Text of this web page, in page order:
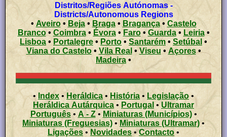
Distritos/Regiões Autónomas -
Districts/Autonomous Regions
• Aveiro• Beja• Braga• Bragança• Castelo
Branco• Coimbra• Évora•Faro• Guarda• Leiria•
Lisboa • Portalegre•Porto• Santarém • Setúbal •
Viana do Castelo• Vila Real •Viseu • Açores •
Madeira •
• Index • Heráldica • História • Legislação •
Heráldica Autárquica • Portugal • Ultramar
Português• A - Z• Miniaturas (Municípios)•
Miniaturas (Freguesias) • Miniaturas (Ultramar) •
Ligações • Novidades•Contacto •